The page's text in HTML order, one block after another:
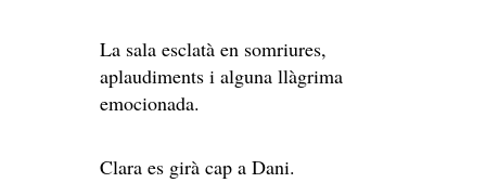
La sala esclatà en somriures,
aplaudiments i alguna llàgrima
emocionada.
Clara es girà cap a Dani.